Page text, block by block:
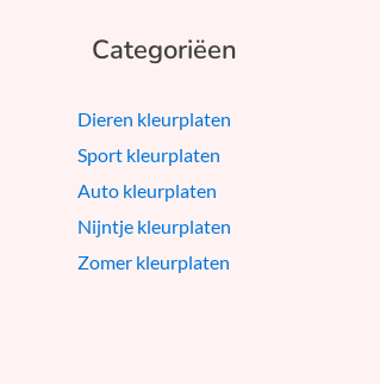
Categoriëen
Dieren kleurplaten
Sport kleurplaten
Auto kleurplaten
Nijntje kleurplaten
Zomer kleurplaten